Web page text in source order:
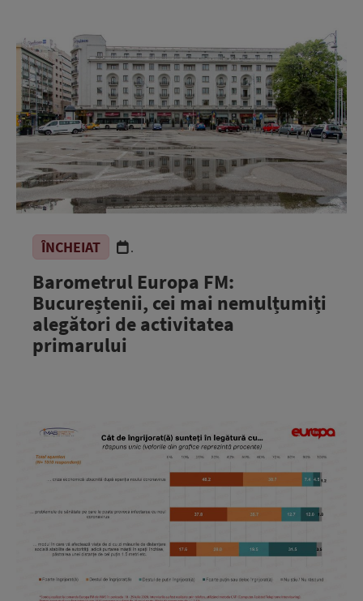
ÎNCHEIAT .
Barometrul Europa FM:
Bucureștenii, cei mai nemulțumiți
alegători de activitatea
primarului